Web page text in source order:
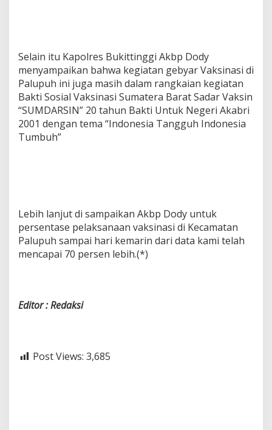
Selain itu Kapolres Bukittinggi Akbp Dody
menyampaikan bahwa kegiatan gebyar Vaksinasi di
Palupuh ini juga masih dalam rangkaian kegiatan
Bakti Sosial Vaksinasi Sumatera Barat Sadar Vaksin
“SUMDARSIN” 20 tahun Bakti Untuk Negeri Akabri
2001 dengan tema “Indonesia Tangguh Indonesia
Tumbuh”
Lebih lanjut di sampaikan Akbp Dody untuk
persentase pelaksanaan vaksinasi di Kecamatan
Palupuh sampai hari kemarin dari data kami telah
mencapai 70 persen lebih.(*)
Editor : Redaksi
Post Views: 3,685